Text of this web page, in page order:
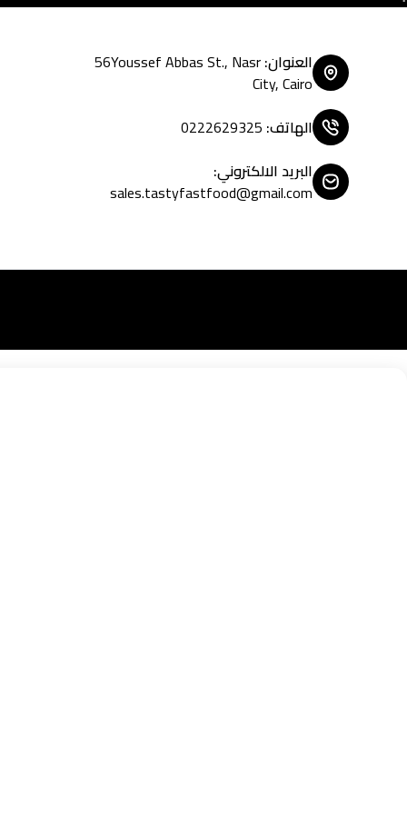
العنوان:
56Youssef Abbas St., Nasr
City, Cairo
الهاتف:
0222629325
البريد الالكتروني:
sales.tastyfastfood@gmail.com